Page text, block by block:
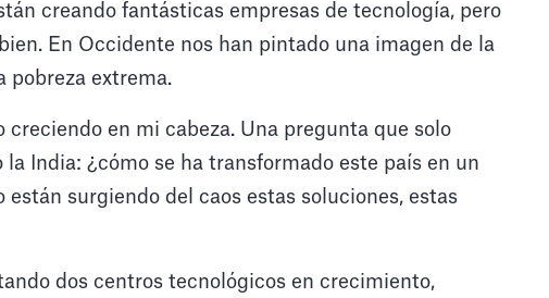
creando fantásticas empresas de tecnología, pero
En Occidente nos han pintado una imagen de la
pobreza extrema.
en mi cabeza. Una pregunta que solo
India: ¿cómo se ha transformado este país en un
surgiendo del caos estas soluciones, estas
dos centros tecnológicos en crecimiento,